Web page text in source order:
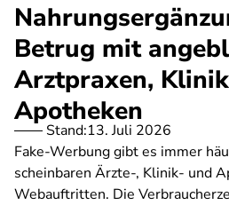
Betrug mit
Arztpraxen,
Apotheken
Stand:13. Juli 2026
Fake-Werbung gibt es immer
scheinbaren Ärzte-, Klinik- und
Webauftritten. Die